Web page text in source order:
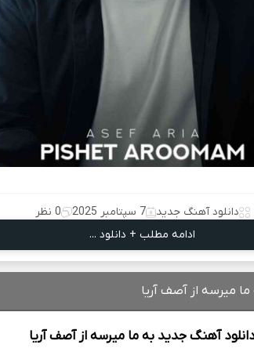
دانلود آهنگ جدید 7 سپتامبر 2025
0 نظر
ادامه مطلب + دانلود ...
میرسه از آصف آریا
آهنگ جدید به ما میرسه ازآصف آریا